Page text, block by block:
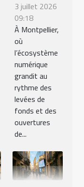
3 juillet 2026
09:18
À Montpellier,
où
l’écosystème
numérique
grandit au
rythme des
levées de
fonds et des
ouvertures
de...